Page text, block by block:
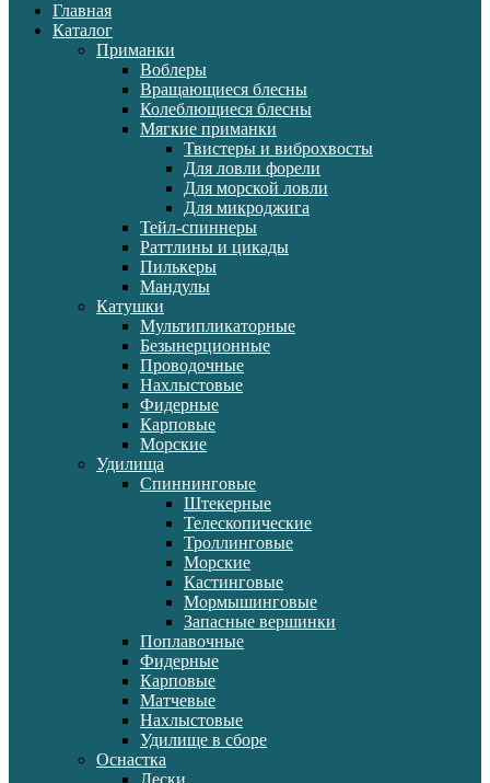
Главная
Каталог
Приманки
Воблеры
Вращающиеся блесны
Колеблющиеся блесны
Мягкие приманки
Твистеры и виброхвосты
Для ловли форели
Для морской ловли
Для микроджига
Тейл-спиннеры
Раттлины и цикады
Пилькеры
Мандулы
Катушки
Мультипликаторные
Безынерционные
Проводочные
Нахлыстовые
Фидерные
Карповые
Морские
Удилища
Спиннинговые
Штекерные
Телескопические
Троллинговые
Морские
Кастинговые
Мормышинговые
Запасные вершинки
Поплавочные
Фидерные
Карповые
Матчевые
Нахлыстовые
Удилище в сборе
Оснастка
Лески